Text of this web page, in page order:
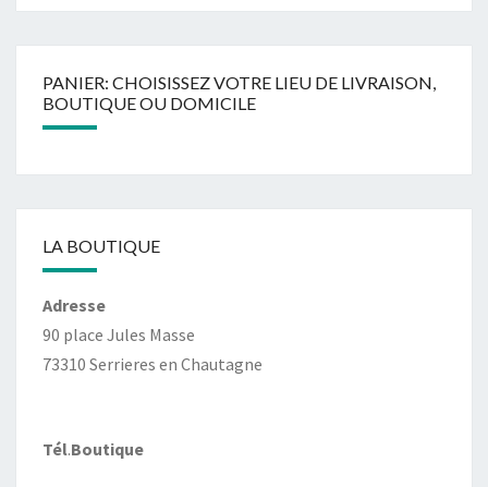
PANIER: CHOISISSEZ VOTRE LIEU DE LIVRAISON,
BOUTIQUE OU DOMICILE
LA BOUTIQUE
Adresse
90 place Jules Masse
73310 Serrieres en Chautagne
Tél.Boutique